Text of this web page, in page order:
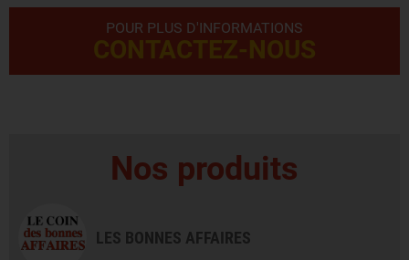
POUR PLUS D'INFORMATIONS
CONTACTEZ-NOUS
Nos produits
LES BONNES AFFAIRES